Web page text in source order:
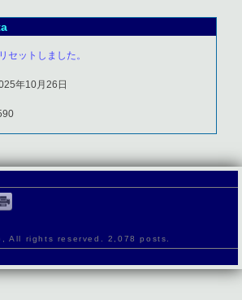
セットしました。
年10月26日
All rights reserved. 2,078 posts.